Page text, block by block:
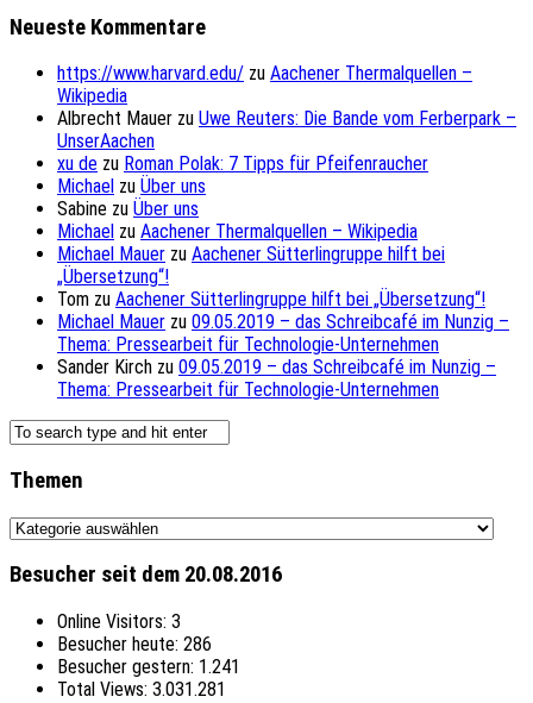
Neueste Kommentare
https://www.harvard.edu/ zu Aachener Thermalquellen –
Wikipedia
Albrecht Mauer zu Uwe Reuters: Die Bande vom Ferberpark –
UnserAachen
xu de zu Roman Polak: 7 Tipps für Pfeifenraucher
Michael zu Über uns
Sabine zu Über uns
Michael zu Aachener Thermalquellen – Wikipedia
Michael Mauer zu Aachener Sütterlingruppe hilft bei
„Übersetzung“!
Tom zu Aachener Sütterlingruppe hilft bei „Übersetzung“!
Michael Mauer zu 09.05.2019 – das Schreibcafé im Nunzig –
Thema: Pressearbeit für Technologie-Unternehmen
Sander Kirch zu 09.05.2019 – das Schreibcafé im Nunzig –
Thema: Pressearbeit für Technologie-Unternehmen
Themen
Themen
Besucher seit dem 20.08.2016
Online Visitors: 3
Besucher heute: 286
Besucher gestern: 1.241
Total Views: 3.031.281